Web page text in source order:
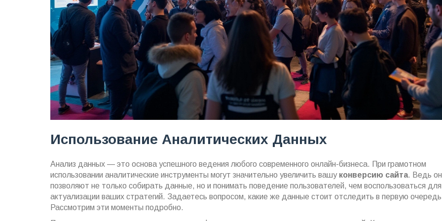
Использование Аналитических Данных
Анализ данных — это основа успешного ведения любого современного онлайн-бизнеса. При грамотном
использовании аналитические инструменты могут значительно увеличить вашу конверсию сайта. Ведь
позволяют не только собирать данные, но и понимать поведение пользователей, чем воспользоваться для
актуализации ваших стратегий. Задаетесь вопросом, какие же данные стоит отследить в первую
Рассмотрим эти моменты подробно.